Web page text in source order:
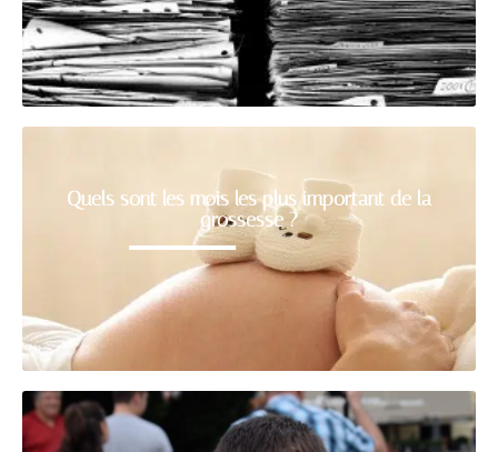
Quels sont les mois les plus important de la
grossesse ?